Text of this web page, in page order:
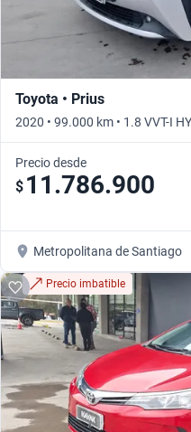
Toyota • Prius
2020 • 99.000 km • 1.8 VVT-I
Precio desde
$ 11.786.900
Metropolitana de Santiago
Precio imbatible